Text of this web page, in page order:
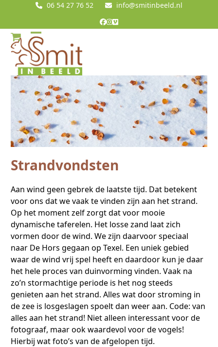
content
06 54 27 76 52 info@smitinbeeld.nl
Facebook
Instagram
Vimeo
Open
mobile
menu
Close
mobile
menu
Strandvondsten
Aan wind geen gebrek de laatste tijd. Dat betekent
voor ons dat we vaak te vinden zijn aan het strand.
Op het moment zelf zorgt dat voor mooie
dynamische taferelen. Het losse zand laat zich
vormen door de wind. We zijn daarvoor speciaal
naar De Hors gegaan op Texel. Een uniek gebied
waar de wind vrij spel heeft en daardoor kun je daar
het hele proces van duinvorming vinden. Vaak na
zo’n stormachtige periode is het nog steeds
genieten aan het strand. Alles wat door stroming in
de zee is losgeslagen spoelt dan weer aan. Code: van
alles aan het strand! Niet alleen interessant voor de
fotograaf, maar ook waardevol voor de vogels!
Hierbij wat foto’s van de afgelopen tijd.